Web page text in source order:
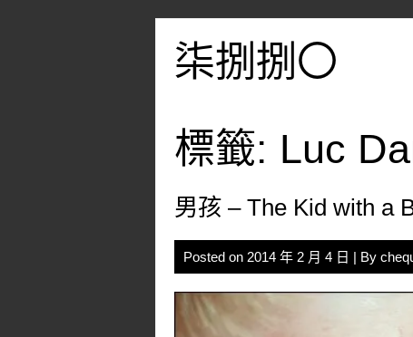
柒捌捌〇
標籤: Luc
男孩 – The Kid with a
Posted on 2014 年 2 月 4 日 | By